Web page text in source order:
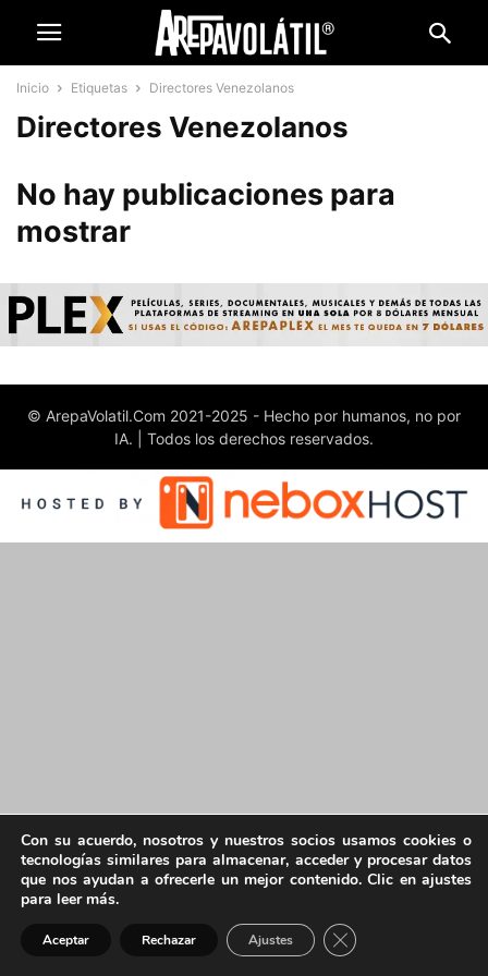
Inicio Etiquetas Directores Venezolanos
Directores Venezolanos
No hay publicaciones para
mostrar
© ArepaVolatil.Com 2021-2025 - Hecho por humanos, no por
IA. | Todos los derechos reservados.
Con su acuerdo, nosotros y nuestros socios usamos cookies o
tecnologías similares para almacenar, acceder y procesar datos
que nos ayudan a ofrecerle un mejor contenido. Clic en ajustes
para leer más.
Aceptar Rechazar Ajustes Cerrar el banner de